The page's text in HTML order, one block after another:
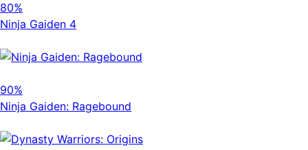
80%
Ninja Gaiden 4
90%
Ninja Gaiden: Ragebound